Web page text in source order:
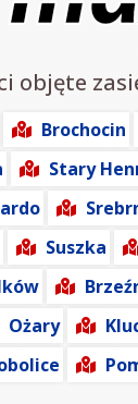
objęte
Brochocin
Stary
Suszka
Ożary